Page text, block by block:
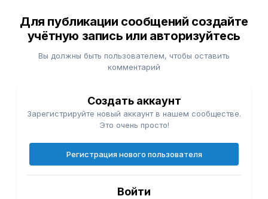
Для публикации сообщений создайте
учётную запись или авторизуйтесь
Вы должны быть пользователем, чтобы оставить
комментарий
Создать аккаунт
Зарегистрируйте новый аккаунт в нашем сообществе.
Это очень просто!
Регистрация нового пользователя
Войти